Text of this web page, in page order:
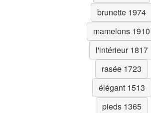
brunette 1974
mamelons 1910
l'intérieur 1817
rasée 1723
élégant 1513
pieds 1365